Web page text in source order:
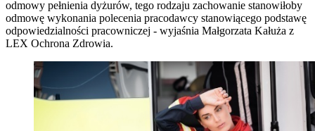
odmowy pełnienia dyżurów, tego rodzaju zachowanie stanowiłoby
odmowę wykonania polecenia pracodawcy stanowiącego podstawę
odpowiedzialności pracowniczej - wyjaśnia Małgorzata Kałuża z
LEX Ochrona Zdrowia.